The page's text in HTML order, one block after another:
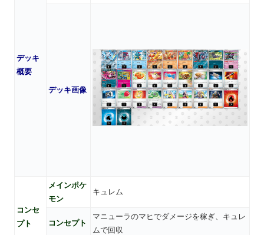
デッキ
概要
デッキ画像
コンセ
プト
メインポケ
モン
キュレム
コンセプト
マニューラのマヒでダメージを稼ぎ、キュレ
ムで回収